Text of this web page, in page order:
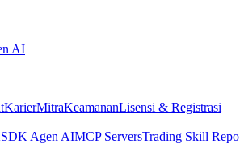
AI
KarierMitraKeamananLisensi & Registrasi
SDK Agen AIMCP ServersTrading Skill Repo